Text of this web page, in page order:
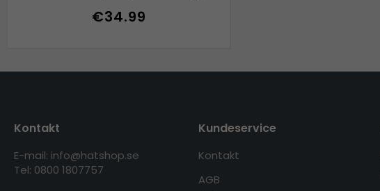
€34.99
Kontakt
E-mail: info@hatshop.se
Tel: 0800 1807757
Kundeservice
Kontakt
AGB